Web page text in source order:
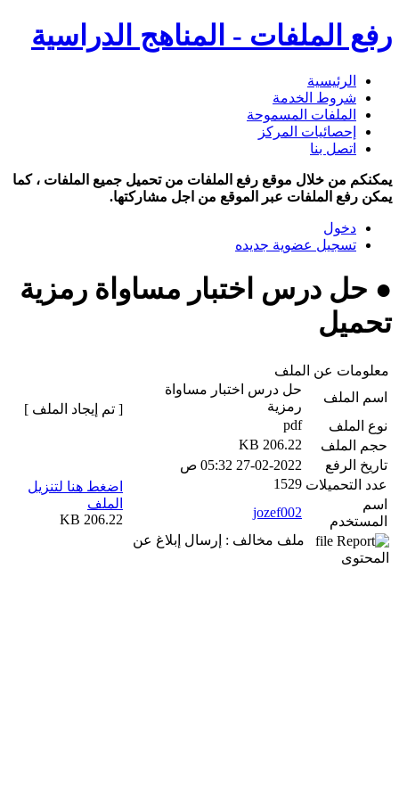
رفع الملفات - المناهج الدراسية
الرئيسية
شروط الخدمة
الملفات المسموحة
إحصائيات المركز
اتصل بنا
يمكنكم من خلال موقع رفع الملفات من تحميل جميع الملفات ، كما
يمكن رفع الملفات عبر الموقع من اجل مشاركتها.
دخول
تسجيل عضوية جديده
● حل درس اختبار مساواة رمزية
تحميل
معلومات عن الملف
اسم الملف
حل درس اختبار مساواة
رمزية
نوع الملف
pdf
حجم الملف
206.22 KB
تاريخ الرفع
27-02-2022 05:32 ص
عدد التحميلات 1529
اسم
المستخدم
jozef002
ملف مخالف : إرسال إبلاغ عن
المحتوى
[ تم إيجاد الملف ]
اضغط هنا لتنزيل
الملف
206.22 KB